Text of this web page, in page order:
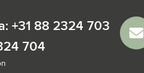
+31 88 2324 703
704